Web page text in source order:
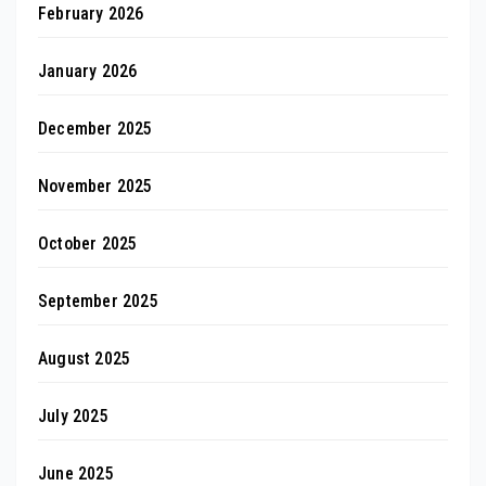
February 2026
January 2026
December 2025
November 2025
October 2025
September 2025
August 2025
July 2025
June 2025